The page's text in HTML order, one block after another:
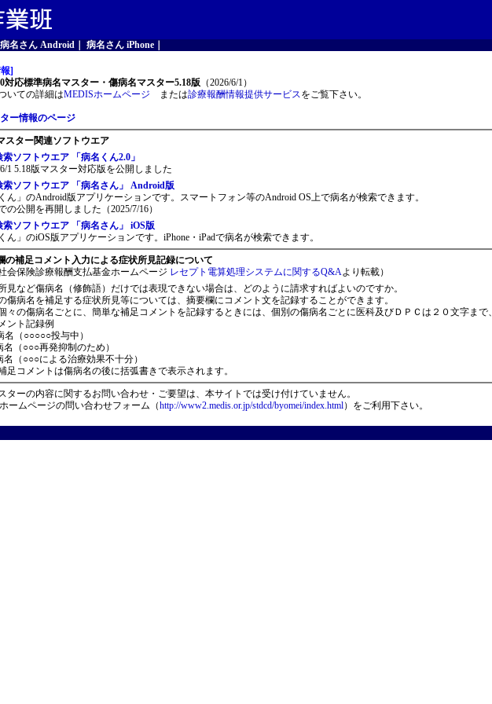
病名さん Android 病名さん iPhone
]
対応標準病名マスター・傷病名マスター5.18版 （2026/6/1）
いての詳細はMEDISホームページ または診療報酬情報提供サービスをご覧下さい。
ー情報のページ
スター関連ソフトウエア
索ソフトウエア 「病名くん2.0」
6/1 5.18版マスター対応版を公開しました
索ソフトウエア 「病名さん」 Android版
くん」のAndroid版アプリケーションです。スマートフォン等のAndroid OS上で病名が検索できます。
の公開を再開しました（2025/7/16）
索ソフトウエア 「病名さん」 iOS版
ん」のiOS版アプリケーションです。iPhone・iPadで病名が検索できます。
の補足コメント入力による症状所見記録について
保険診療報酬支払基金ホームページ レセプト電算処理システムに関するQ&Aより転載）
見など傷病名（修飾語）だけでは表現できない場合は、どのように請求すればよいのですか。
傷病名を補足する症状所見等については、摘要欄にコメント文を記録することができます。
々の傷病名ごとに、簡単な補足コメントを記録するときには、個別の傷病名ごとに医科及びＤＰＣは２０文字まで
ント記録例
名（○○○○○投与中）
名（○○○再発抑制のため）
名（○○○による治療効果不十分）
足コメントは傷病名の後に括弧書きで表示されます。
ターの内容に関するお問い合わせ・ご要望は、本サイトでは受け付けていません。
ームページの問い合わせフォーム（http://www2.medis.or.jp/stdcd/byomei/index.html）をご利用下さい。